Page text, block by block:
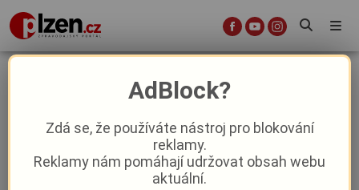
„To se nestydíte tohle inzerovat?“
Domažličtí strážníci schytali kritiku za
prodej Octavie
AdBlock?
Zdá se, že používáte nástroj pro blokování
reklamy.
Reklamy nám pomáhají udržovat obsah webu
aktuální.